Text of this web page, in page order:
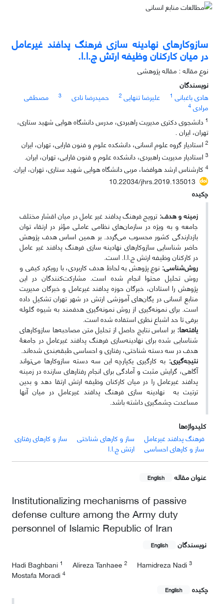
سازوکارهای نهادینه سازی فرهنگ پدافند غیرعامل
در میان کارکنان وظیفه ارتش ج.ا.ا.
نوع مقاله : مقاله پژوهشی
نویسندگان
هادی باغبانی 1 علیرضا تنهایی 2 حمیدرضا نادی 3
مصطفی
مرادی 4
1 دانشجوی دکتری مدیریت راهبردی، مدرس دانشگاه هوایی شهید ستاری،
تهران، ایران .
2 استادیار گروه علوم انسانی، دانشکده علوم و فنون فارابی، تهران، ایران
3 استادیار مدیریت راهبردی، دانشکده علوم و فنون فارابی، تهران، ایران.
4 کارشناس ارشد هوافضا، مربی دانشگاه هوایی شهید ستاری، تهران، ایران.
10.22034/jhrs.2019.135013
چکیده
زمینه و هدف: ترویج فرهنگ پدافند غیر عامل در میان اقشار مختلف
جامعه و به ویژه در سازمان‌های نظامی عاملی مؤثر در ارتقاء توان
بازدارندگی کشور محسوب می‌گردد. بر همین اساس هدف پژوهش
حاضر شناسایی سازوکارهای نهادینه سازی فرهنگ پدافند غیر عامل
در کارکنان وظیفه ارتش ج.ا.ا. است.
روش‌شناسی: نوع پژوهش به لحاظ هدف کاربردی، با رویکرد کیفی و
روش تحلیل محتوا انجام شده است. مشارکت‌کنندگان در این
پژوهش را استادان، خبرگان حوزه پدافند غیرعامل و خبرگان مدیریت
منابع انسانی در یگان‌های آموزشی ارتش در شهر تهران تشکیل داده
است. برای نمونه‌گیری از روش نمونه‌گیری هدفمند به شیوه گلوله
برفی تا حد اشباع نظری استفاده شده است.
یافته‌ها: بر اساس نتایج حاصل از تحلیل متن مصاحبه‌ها سازوکارهای
شناسایی شده برای نهادینه‌سازی فرهنگ پدافند غیرعامل در جامعۀ
هدف در سه دسته شناختی، رفتاری و احساسی طبقه‌بندی شده‌اند.
نتیجه‌گیری: به کارگیری یکپارچه این سه دسته سازوکارها می‌تواند
آگاهی، گرایش مثبت و آمادگی برای انجام رفتارهای سازنده در زمینه
پدافند غیرعامل را در میان کارکنان وظیفه ارتش ارتقا دهد و بدین
ترتیت به نهادینه سازی فرهنگ پدافند غیرعامل در میان آنها
مساعدت چشمگیری داشته باشد.
کلیدواژه‌ها
فرهنگ پدافند غیرعامل
ساز و کارهای شناختی
ساز و کارهای رفتاری
ساز و کارهای احساسی
ارتش ج.ا.ا
عنوان مقاله English
Institutionalizing mechanisms of passive
defense culture among the Army duty
personnel of Islamic Republic of Iran
نویسندگان English
Hadi Baghbani 1 Alireza Tanhaee 2 Hamidreza Nadi 3
Mostafa Moradi 4
چکیده English